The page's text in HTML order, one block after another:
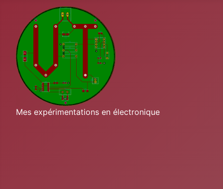
Mes expérimentations en électronique